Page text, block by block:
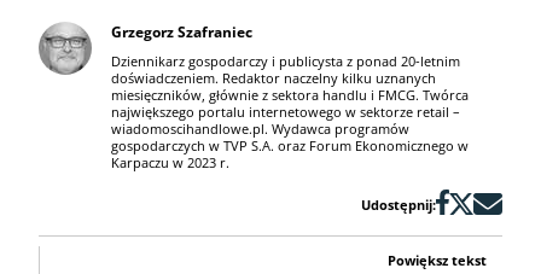
Grzegorz Szafraniec
Dziennikarz gospodarczy i publicysta z ponad 20-letnim
doświadczeniem. Redaktor naczelny kilku uznanych
miesięczników, głównie z sektora handlu i FMCG. Twórca
największego portalu internetowego w sektorze retail –
wiadomoscihandlowe.pl. Wydawca programów
gospodarczych w TVP S.A. oraz Forum Ekonomicznego w
Karpaczu w 2023 r.
Udostępnij:
Powiększ tekst